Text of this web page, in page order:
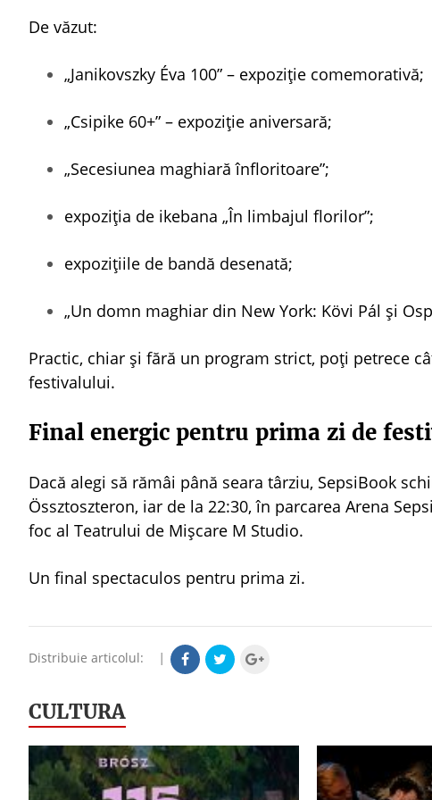
De văzut:
„Janikovszky Éva 100” – expoziție comemorativă;
„Csipike 60+” – expoziție aniversară;
„Secesiunea maghiară înfloritoare”;
expoziția de ikebana „În limbajul florilor”;
expozițiile de bandă desenată;
„Un domn maghiar din New York: Kövi Pál și
Practic, chiar și fără un program strict, poți petrece
festivalului.
Final energic pentru prima zi de
Dacă alegi să rămâi până seara târziu, SepsiBook
Össztoszteron, iar de la 22:30, în parcarea Arena
foc al Teatrului de Mișcare M Studio.
Un final spectaculos pentru prima zi.
Distribuie articolul: |
CULTURA